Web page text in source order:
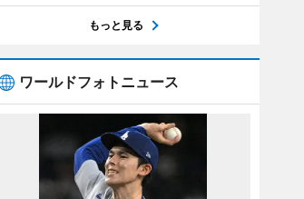
もっと見る
ワールドフォトニュース